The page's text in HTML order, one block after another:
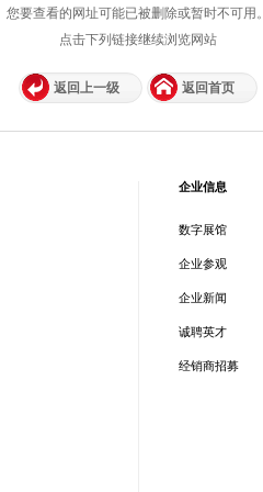
您要查看的网址可能已被删除或暂时不可用。
点击下列链接继续浏览网站
返回上一级 返回首页
企业信息
数字展馆
企业参观
企业新闻
诚聘英才
经销商招募